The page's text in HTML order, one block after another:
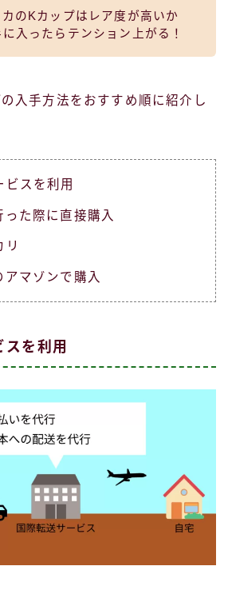
カのKカップはレア度が高いか
に入ったらテンション上がる！
入手方法をおすすめ順に紹介し
ビスを利用
った際に直接購入
リ
アマゾンで購入
スを利用